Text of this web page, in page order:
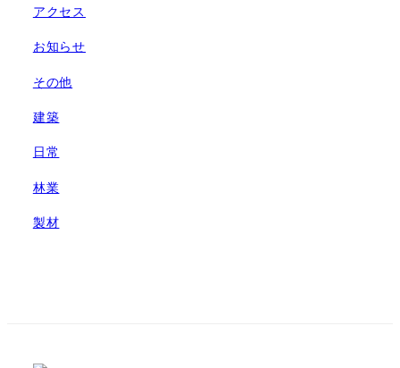
アクセス
お知らせ
その他
建築
日常
林業
製材